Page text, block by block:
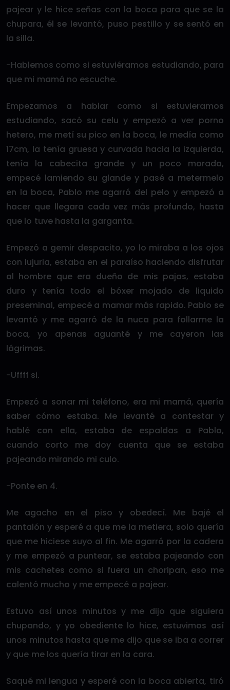
pajear y le hice señas con la boca para que se la
chupara, él se levantó, puso pestillo y se sentó en
la silla.
-Hablemos como si estuviéramos estudiando, para
que mi mamá no escuche.
Empezamos a hablar como si estuvieramos
estudiando, sacó su celu y empezó a ver porno
hetero, me metí su pico en la boca, le medía como
17cm, la tenía gruesa y curvada hacia la izquierda,
tenía la cabecita grande y un poco morada,
empecé lamiendo su glande y pasé a metermelo
en la boca, Pablo me agarró del pelo y empezó a
hacer que llegara cada vez más profundo, hasta
que lo tuve hasta la garganta.
Empezó a gemir despacito, yo lo miraba a los ojos
con lujuria, estaba en el paraíso haciendo disfrutar
al hombre que era dueño de mis pajas, estaba
duro y tenía todo el bóxer mojado de liquido
preseminal, empecé a mamar más rapido. Pablo se
levantó y me agarró de la nuca para follarme la
boca, yo apenas aguanté y me cayeron las
lágrimas.
-Uffff si.
Empezó a sonar mi teléfono, era mi mamá, quería
saber cómo estaba. Me levanté a contestar y
hablé con ella, estaba de espaldas a Pablo,
cuando corto me doy cuenta que se estaba
pajeando mirando mi culo.
-Ponte en 4.
Me agacho en el piso y obedecí. Me bajé el
pantalón y esperé a que me la metiera, solo quería
que me hiciese suyo al fin. Me agarró por la cadera
y me empezó a puntear, se estaba pajeando con
mis cachetes como si fuera un choripan, eso me
calentó mucho y me empecé a pajear.
Estuvo así unos minutos y me dijo que siguiera
chupando, y yo obediente lo hice, estuvimos así
unos minutos hasta que me dijo que se iba a correr
y que me los quería tirar en la cara.
Saqué mi lengua y esperé con la boca abierta, tiró